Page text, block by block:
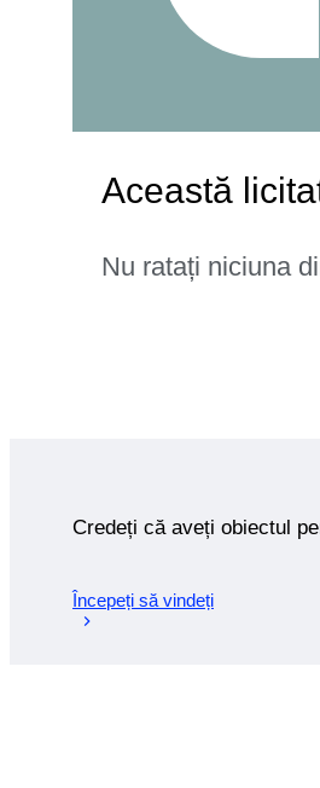
Această
Nu ratați niciuna
Credeți că aveți obiectul
Începeți să vindeți